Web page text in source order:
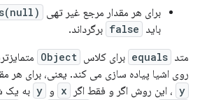
برای هر مقدار مرجع غیر تهی
باید false برگرداند.
متد equals برای کلاس Object
روی اشیا پیاده سازی می کند. یعنی، برای هر
y ، این روش اگر و فقط اگر x و y به یک